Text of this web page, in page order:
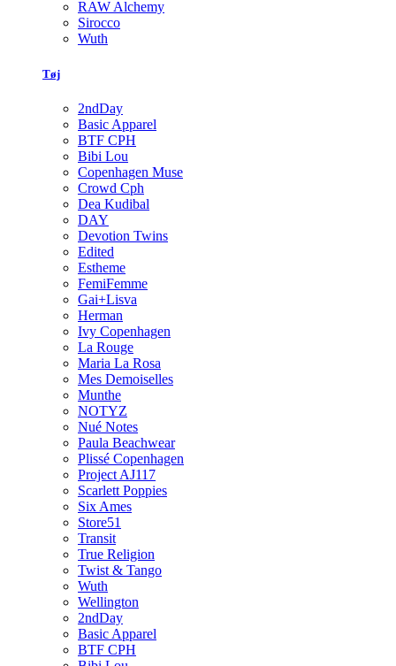
RAW Alchemy
Sirocco
Wuth
Tøj
2ndDay
Basic Apparel
BTF CPH
Bibi Lou
Copenhagen Muse
Crowd Cph
Dea Kudibal
DAY
Devotion Twins
Edited
Estheme
FemiFemme
Gai+Lisva
Herman
Ivy Copenhagen
La Rouge
Maria La Rosa
Mes Demoiselles
Munthe
NOTYZ
Nué Notes
Paula Beachwear
Plissé Copenhagen
Project AJ117
Scarlett Poppies
Six Ames
Store51
Transit
True Religion
Twist & Tango
Wuth
Wellington
2ndDay
Basic Apparel
BTF CPH